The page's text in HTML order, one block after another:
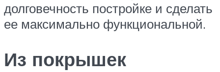
долговечность постройке и сделать
ее максимально функциональной.
Из покрышек